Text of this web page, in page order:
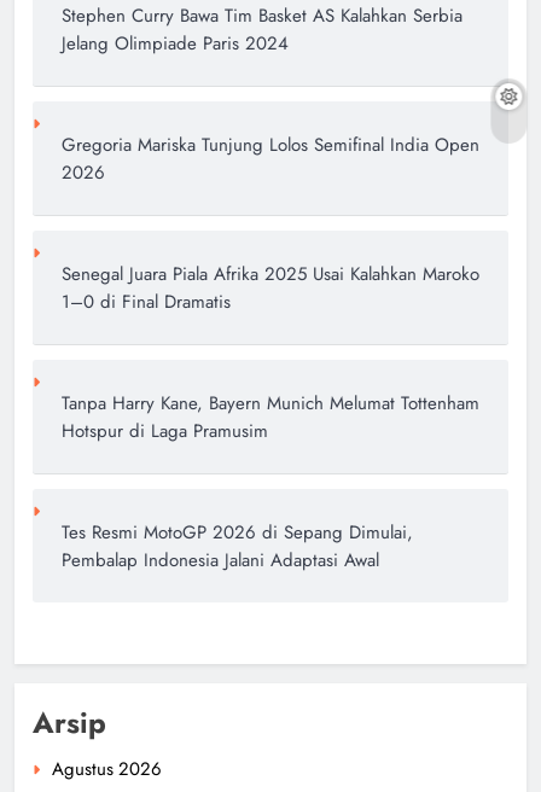
Stephen Curry Bawa Tim Basket AS Kalahkan Serbia
Jelang Olimpiade Paris 2024
Gregoria Mariska Tunjung Lolos Semifinal India Open
2026
Senegal Juara Piala Afrika 2025 Usai Kalahkan Maroko
1–0 di Final Dramatis
Tanpa Harry Kane, Bayern Munich Melumat Tottenham
Hotspur di Laga Pramusim
Tes Resmi MotoGP 2026 di Sepang Dimulai,
Pembalap Indonesia Jalani Adaptasi Awal
Arsip
Agustus 2026